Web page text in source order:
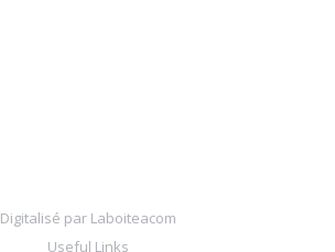
Digitalisé par Laboiteacom
Useful Links